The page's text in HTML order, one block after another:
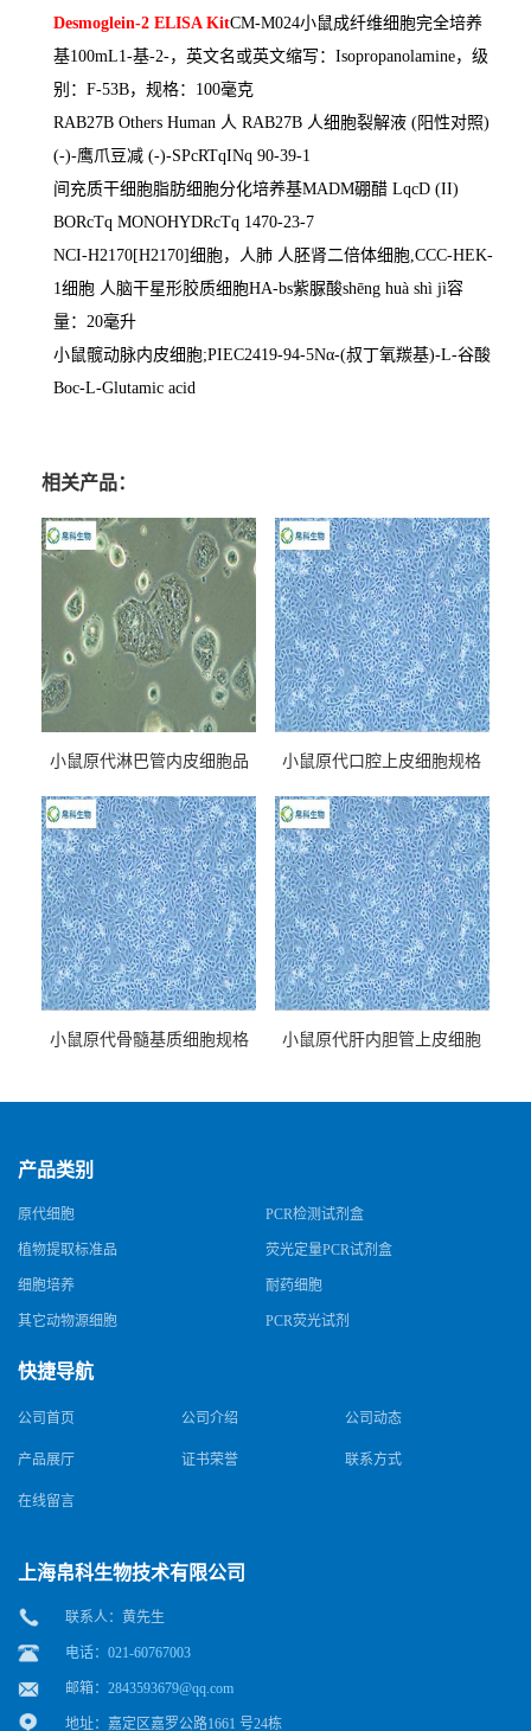
Desmoglein-2 ELISA KitCM-M024小鼠成纤维细胞完全培养
基100mL1-基-2-，英文名或英文缩写： Isopropanolamine，级
别： F-53B，规格： 100毫克
RAB27B Others Human 人 RAB27B 人细胞裂解液 (阳性对照)
(-)-鹰爪豆减 (-)-SPcRTqINq 90-39-1
间充质干细胞脂肪细胞分化培养基MADM硼醋 LqcD (II)
BORcTq MONOHYDRcTq 1470-23-7
NCI-H2170[H2170]细胞，人肺 人胚肾二倍体细胞 ,CCC-HEK-
1 细胞 人脑干星形胶质细胞HA-bs紫脲酸shēng huà shì jì容
量： 20毫升
小鼠髋动脉内皮细胞;PIEC2419-94-5Nα-(叔丁氧羰基)-L-谷酸
Boc-L-Glutamic acid
相关产品：
小鼠原代淋巴管内皮细胞品
小鼠原代口腔上皮细胞规格
小鼠原代骨髓基质细胞规格
小鼠原代肝内胆管上皮细胞
产品类别
原代细胞 PCR检测试剂盒
植物提取标准品 荧光定量PCR试剂盒
细胞培养 耐药细胞
其它动物源细胞 PCR荧光试剂
快捷导航
公司首页 公司介绍 公司动态
产品展厅 证书荣誉 联系方式
在线留言
上海帛科生物技术有限公司
联系人：黄先生
电话：021-60767003
邮箱： 2843593679@qq.com
地址：嘉定区嘉罗公路1661 号24栋